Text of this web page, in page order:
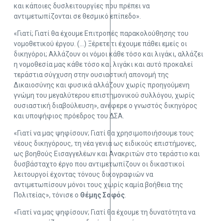
και κάποιες δυσλειτουργίες που πρέπει να
αντιμετωπίζονται σε θεσμικό επίπεδο».
«Γιατί; Γιατί θα έχουμε Επιτροπές παρακολούθησης του
νομοθετικού έργου. (…) Ξέρετε τι έχουμε πάθει εμείς οι
δικηγόροι; Αλλάζουν οι νόμοι κάθε τόσο και λιγάκι, αλλάζει
η νομοθεσία μας κάθε τόσο και λιγάκι και αυτό προκαλεί
τεράστια σύγχυση στην ουσιαστική απονομή της
Δικαιοσύνης και φυσικά αλλάζουν χωρίς προηγούμενη
γνώμη του μεγαλύτερου επιστημονικού συλλόγου, χωρίς
ουσιαστική διαβούλευση», ανέφερε ο γνωστός δικηγόρος
και υποψήφιος πρόεδρος του ΔΣΑ.
«Γιατί να μας ψηφίσουν; Γιατί θα χρησιμοποιήσουμε τους
νέους δικηγόρους, τη νέα γενιά ως ειδικούς επιστήμονες,
ως βοηθούς Εισαγγελέων και Ανακριτών στο τεράστιο και
δυσβάσταχτο έργο που αντιμετωπίζουν οι δικαστικοί
λειτουργοί έχοντας τόνους δικογραφιών να
αντιμετωπίσουν μόνοι τους χωρίς καμία βοήθεια της
Πολιτείας», τόνισε ο Θέμης Σοφός
«Γιατί να μας ψηφίσουν; Γιατί θα έχουμε τη δυνατότητα να